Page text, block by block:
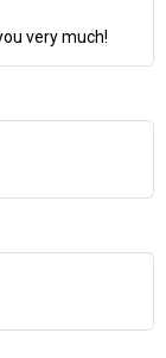
very much!